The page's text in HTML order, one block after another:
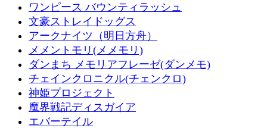
ワンピース バウンティラッシュ
文豪ストレイドッグス
アークナイツ（明日方舟）
メメントモリ(メメモリ)
ダンまち メモリアフレーゼ(ダンメモ)
チェインクロニクル(チェンクロ)
神姫プロジェクト
魔界戦記ディスガイア
エバーテイル